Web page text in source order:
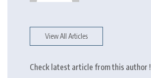
View All Articles
Check latest article from this author !